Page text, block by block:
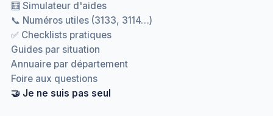
🧮 Simulateur d'aides
📞 Numéros utiles (3133, 3114…)
✅ Checklists pratiques
Guides par situation
Annuaire par département
Foire aux questions
🤝 Je ne suis pas seul